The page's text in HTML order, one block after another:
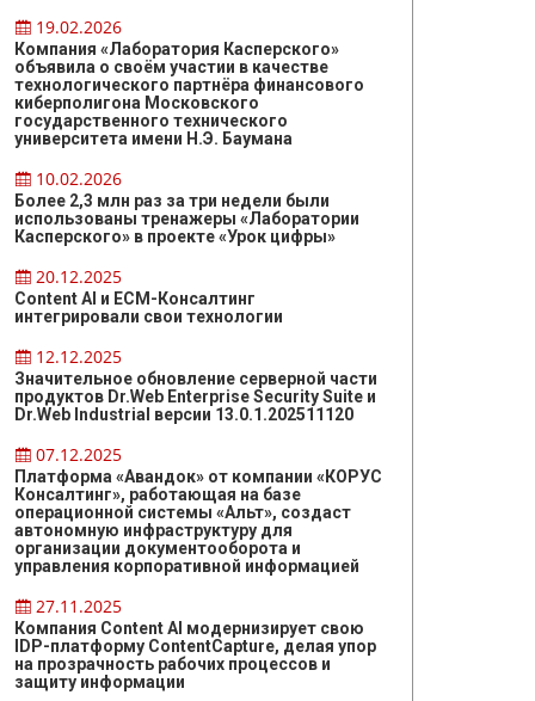
19.02.2026
Компания «Лаборатория Касперского»
объявила о своём участии в качестве
технологического партнёра финансового
киберполигона Московского
государственного технического
университета имени Н.Э. Баумана
10.02.2026
Более 2,3 млн раз за три недели были
использованы тренажеры «Лаборатории
Касперского» в проекте «Урок цифры»
20.12.2025
Content AI и ЕСМ-Консалтинг
интегрировали свои технологии
12.12.2025
Значительное обновление серверной части
продуктов Dr.Web Enterprise Security Suite и
Dr.Web Industrial версии 13.0.1.202511120
07.12.2025
Платформа «Авандок» от компании «КОРУС
Консалтинг», работающая на базе
операционной системы «Альт», создаст
автономную инфраструктуру для
организации документооборота и
управления корпоративной информацией
27.11.2025
Компания Content AI модернизирует свою
IDP-платформу ContentCapture, делая упор
на прозрачность рабочих процессов и
защиту информации